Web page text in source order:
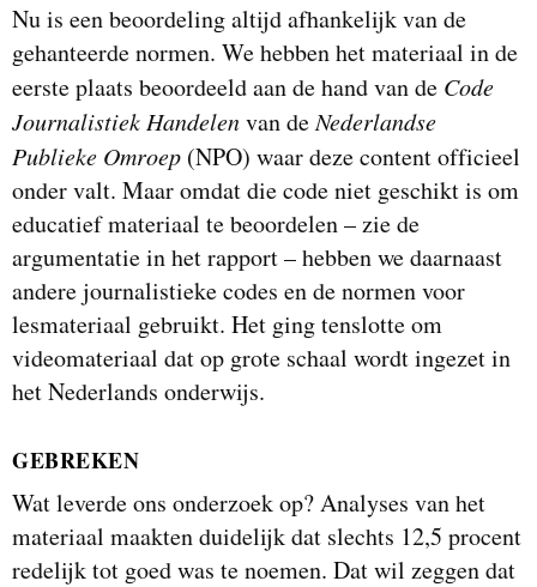
Nu is een beoordeling altijd afhankelijk van de
gehanteerde normen. We hebben het materiaal in de
eerste plaats beoordeeld aan de hand van de Code
Journalistiek Handelenvan deNederlandse
Publieke Omroep (NPO) waar deze content officieel
onder valt. Maar omdat die code niet geschikt is om
educatief materiaal te beoordelen – zie de
argumentatie in het rapport – hebben we daarnaast
andere journalistieke codes en de normen voor
lesmateriaal gebruikt. Het ging tenslotte om
videomateriaal dat op grote schaal wordt ingezet in
het Nederlands onderwijs.
GEBREKEN
Wat leverde ons onderzoek op? Analyses van het
materiaal maakten duidelijk dat slechts 12,5 procent
redelijk tot goed was te noemen. Dat wil zeggen dat